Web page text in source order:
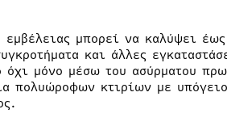
μπορεί να καλύψει
και άλλες
όχι μόνο μέσω του ασύρματου
πολυώροφων κτιρίων με